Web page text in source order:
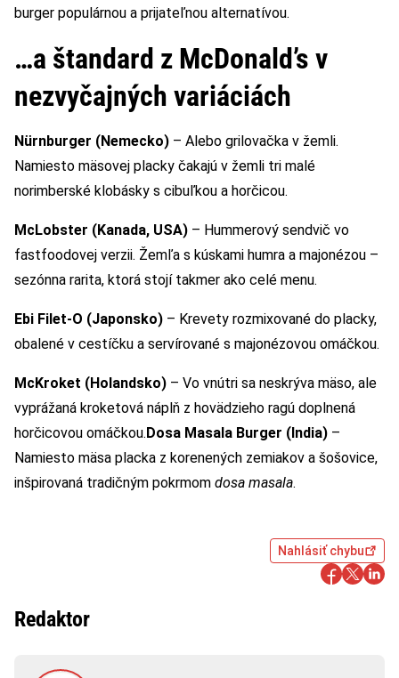
burger populárnou a prijateľnou alternatívou.
…a štandard z McDonald’s v
nezvyčajných variáciách
Nürnburger (Nemecko) – Alebo grilovačka v žemli.
Namiesto mäsovej placky čakajú v žemli tri malé
norimberské klobásky s cibuľkou a horčicou.
McLobster (Kanada, USA) – Hummerový sendvič vo
fastfoodovej verzii. Žemľa s kúskami humra a majonézou –
sezónna rarita, ktorá stojí takmer ako celé menu.
Ebi Filet-O (Japonsko) – Krevety rozmixované do placky,
obalené v cestíčku a servírované s majonézovou omáčkou.
McKroket (Holandsko) – Vo vnútri sa neskrýva mäso, ale
vyprážaná kroketová náplň z hovädzieho ragú doplnená
horčicovou omáčkou. Dosa Masala Burger (India) –
Namiesto mäsa placka z korenených zemiakov a šošovice,
inšpirovaná tradičným pokrmom dosa masala.
Nahlásiť chybu
Redaktor